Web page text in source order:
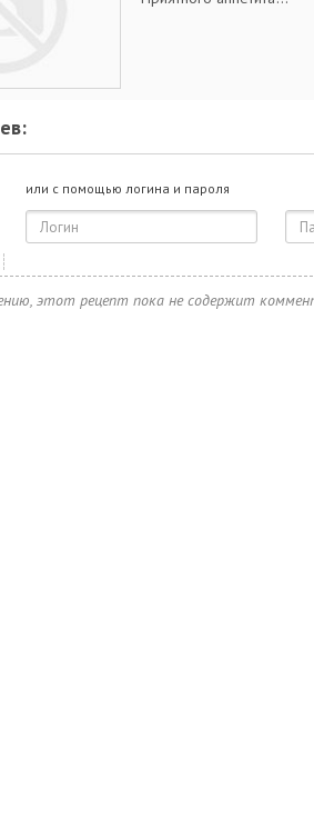
или с помощью логина и пароля
этот рецепт пока не содержит